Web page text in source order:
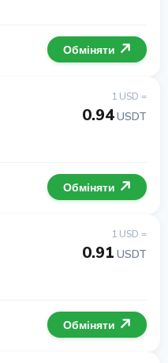
Обміняти
1 USD =
0.94USDT
Обміняти
1 USD =
0.91 USDT
Обміняти